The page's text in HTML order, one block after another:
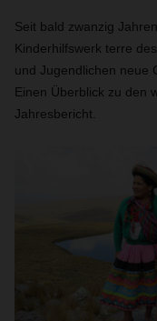
Seit bald zwanzig
Kinderhilfswerk terre
und Jugendlichen neue
Einen Überblick zu den
Jahresbericht.